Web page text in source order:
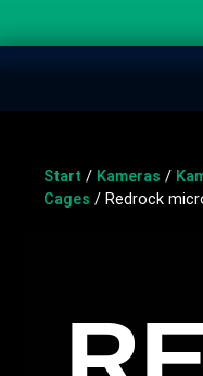
Start / Kameras /
Cages / Redrock